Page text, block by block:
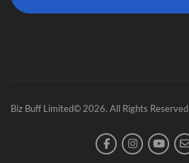
Biz Buff Limited© 2026. All Rights Reserved